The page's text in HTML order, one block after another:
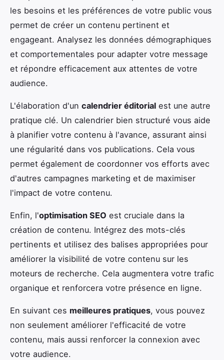
les besoins et les préférences de votre public vous
permet de créer un contenu pertinent et
engageant. Analysez les données démographiques
et comportementales pour adapter votre message
et répondre efficacement aux attentes de votre
audience.
L'élaboration d'un calendrier éditorial est une autre
pratique clé. Un calendrier bien structuré vous aide
à planifier votre contenu à l'avance, assurant ainsi
une régularité dans vos publications. Cela vous
permet également de coordonner vos efforts avec
d'autres campagnes marketing et de maximiser
l'impact de votre contenu.
Enfin, l'optimisation SEO est cruciale dans la
création de contenu. Intégrez des mots-clés
pertinents et utilisez des balises appropriées pour
améliorer la visibilité de votre contenu sur les
moteurs de recherche. Cela augmentera votre trafic
organique et renforcera votre présence en ligne.
En suivant ces meilleures pratiques, vous pouvez
non seulement améliorer l'efficacité de votre
contenu, mais aussi renforcer la connexion avec
votre audience.